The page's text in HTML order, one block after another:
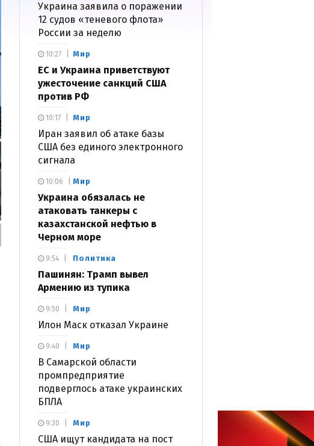
Украина заявила о поражении
12 судов «теневого флота»
России за неделю
Мир
ЕС и Украина приветствуют
ужесточение санкций США
против РФ
10:27
Мир
Иран заявил об атаке базы
США без единого электронного
сигнала
10:17
Мир
Украина обязалась не
атаковать танкеры с
казахстанской нефтью в
Черном море
10:06
Политика
Пашинян: Трамп вывел
Армению из тупика
9:54
Мир
Илон Маск отказал Украине
9:50
Мир
В Самарской области
промпредприятие
подверглось атаке украинских
БПЛА
9:40
Мир
США ищут кандидата на пост
9:30